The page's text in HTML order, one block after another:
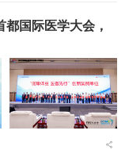
国际医学大会，